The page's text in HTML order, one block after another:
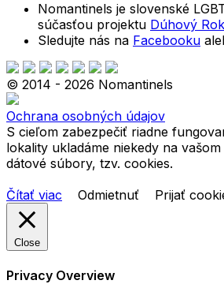
Nomantinels je slovenské
súčasťou projektu Dúhový Rok
Sledujte nás na Facebooku
© 2014 - 2026 Nomantinels
Ochrana osobných údajov
S cieľom zabezpečiť riadne
lokality ukladáme niekedy na
dátové súbory, tzv. cookies.
Čítať viac
Odmietnuť Prijať
Close
Privacy Overview